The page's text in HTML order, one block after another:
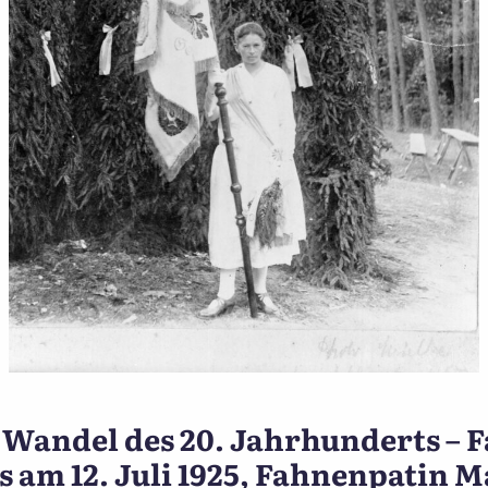
im Wandel des
des 20. Jahrhunderts –
12. Juli 1925, Fahnenpatin